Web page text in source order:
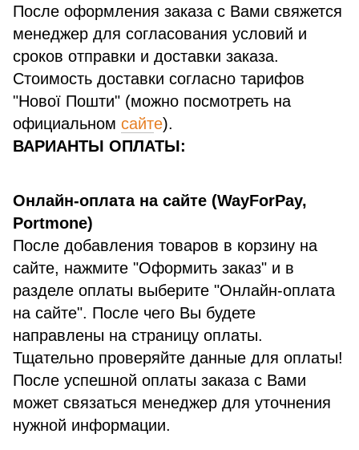
После оформления заказа с Вами свяжется
менеджер для согласования условий и
сроков отправки и доставки заказа.
Стоимость доставки согласно тарифов
"Нової Пошти" (можно посмотреть на
официальном сайте).
ВАРИАНТЫ ОПЛАТЫ:
Онлайн-оплата на сайте (WayForPay,
Portmone)
После добавления товаров в корзину на
сайте, нажмите "Оформить заказ" и в
разделе оплаты выберите "Онлайн-оплата
на сайте". После чего Вы будете
направлены на страницу оплаты.
Тщательно проверяйте данные для оплаты!
После успешной оплаты заказа с Вами
может связаться менеджер для уточнения
нужной информации.